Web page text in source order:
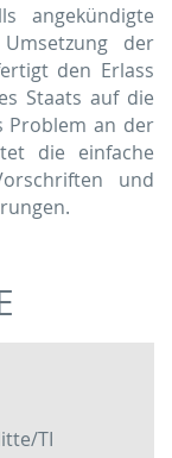
angekündigte
der
den Erlass
Staats auf die
Problem an der
die einfache
und
TI